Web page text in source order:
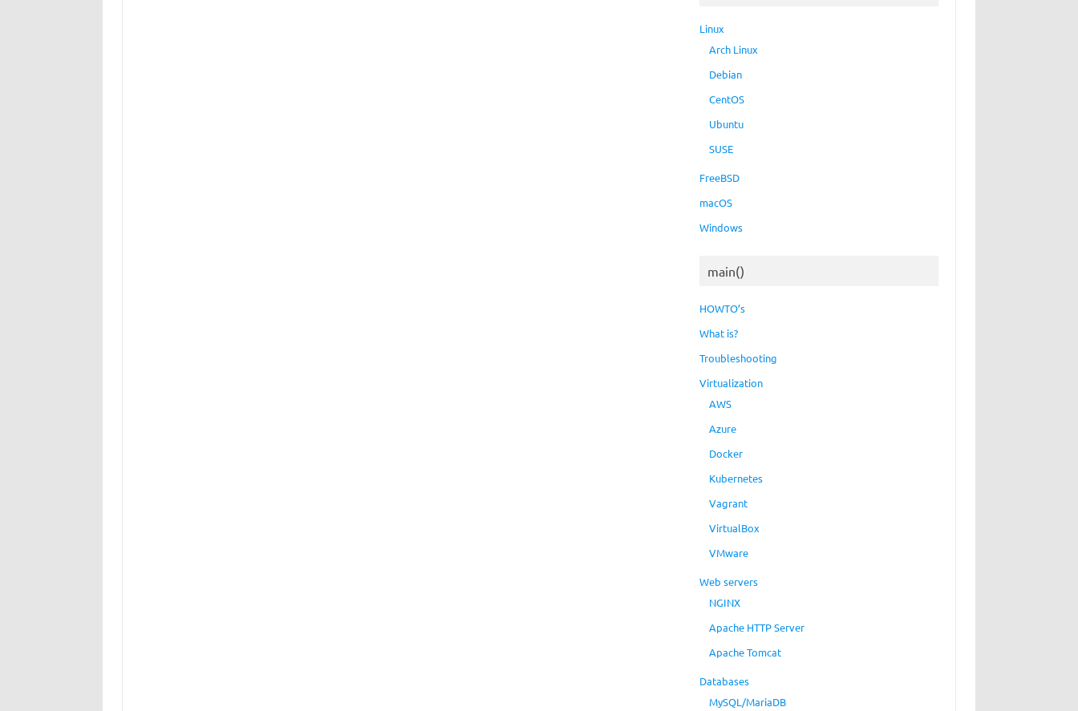
Linux
Arch Linux
Debian
CentOS
Ubuntu
SUSE
FreeBSD
macOS
Windows
main()
HOWTO’s
What is?
Troubleshooting
Virtualization
AWS
Azure
Docker
Kubernetes
Vagrant
VirtualBox
VMware
Web servers
NGINX
Apache HTTP Server
Apache Tomcat
Databases
MySQL/MariaDB